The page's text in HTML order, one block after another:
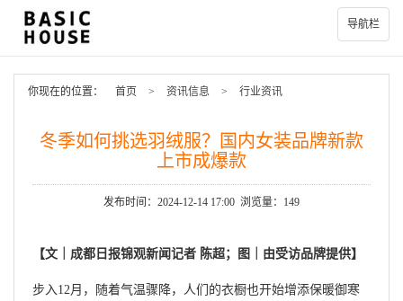
导航栏
你现在的位置： 首页 > 资讯信息 > 行业资讯
冬季如何挑选羽绒服？国内女装品牌新款
上市成爆款
发布时间：2024-12-14 17:00 浏览量：149
【文‬｜成都日报锦观新闻记者 陈超‬；图‬｜由‬受访品牌‬提供】
步入12月，随着气温骤降，人们的衣橱也开始增添保暖御寒